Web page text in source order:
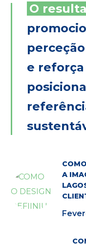
O
e reforça
A